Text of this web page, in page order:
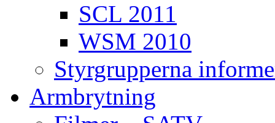
SCL 2011
WSM 2010
Styrgrupperna
Armbrytning